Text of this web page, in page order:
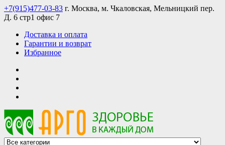
Skip
to
+7(915)477-03-83 г. Москва, м. Чкаловская, Мельницкий пер.
Д. 6 стр1 офис 7
Доставка и оплата
Гарантии и возврат
Избранное